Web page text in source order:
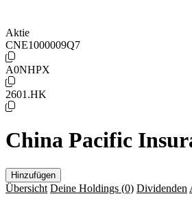
Aktie
CNE1000009Q7
A0NHPX
2601.HK
China Pacific
Hinzufügen
Übersicht Deine Holdings (0) Dividenden